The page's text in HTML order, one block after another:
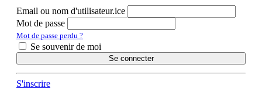
Email ou nom d'utilisateur.ice
Mot de passe
Mot de passe perdu ?
Se souvenir de moi
Se connecter
S'inscrire